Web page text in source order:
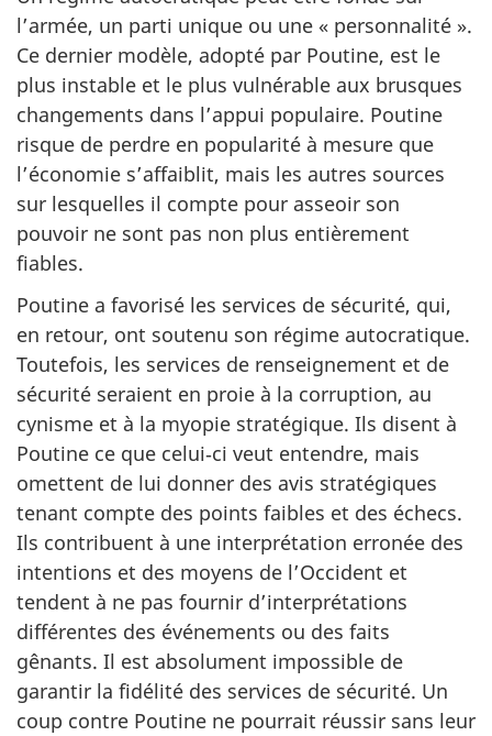
l’armée, un parti unique ou une « personnalité ».
Ce dernier modèle, adopté par Poutine, est le
plus instable et le plus vulnérable aux brusques
changements dans l’appui populaire. Poutine
risque de perdre en popularité à mesure que
l’économie s’affaiblit, mais les autres sources
sur lesquelles il compte pour asseoir son
pouvoir ne sont pas non plus entièrement
fiables.
Poutine a favorisé les services de sécurité, qui,
en retour, ont soutenu son régime autocratique.
Toutefois, les services de renseignement et de
sécurité seraient en proie à la corruption, au
cynisme et à la myopie stratégique. Ils disent à
Poutine ce que celui‑ci veut entendre, mais
omettent de lui donner des avis stratégiques
tenant compte des points faibles et des échecs.
Ils contribuent à une interprétation erronée des
intentions et des moyens de l’Occident et
tendent à ne pas fournir d’interprétations
différentes des événements ou des faits
gênants. Il est absolument impossible de
garantir la fidélité des services de sécurité. Un
coup contre Poutine ne pourrait réussir sans leur